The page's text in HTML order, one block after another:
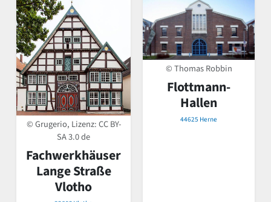
© Grugerio, Lizenz:CC BY-
SA 3.0 de
Fachwerkhäuser
Lange Straße
Vlotho
© Thomas Robbin
Flottmann-
Hallen
44625 Herne